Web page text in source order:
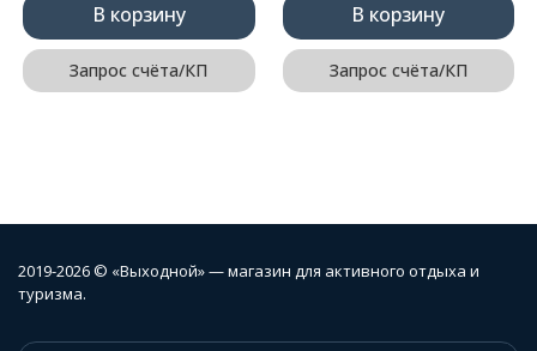
В корзину
Запрос счёта/КП
В корзину
Запрос счёта/КП
2019-2026 © «Выходной» — магазин для активного отдыха и
туризма.